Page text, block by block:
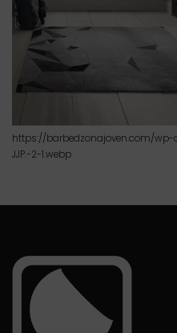
https://barbedzonajoven.com/wp-
JJP.-2-1.webp